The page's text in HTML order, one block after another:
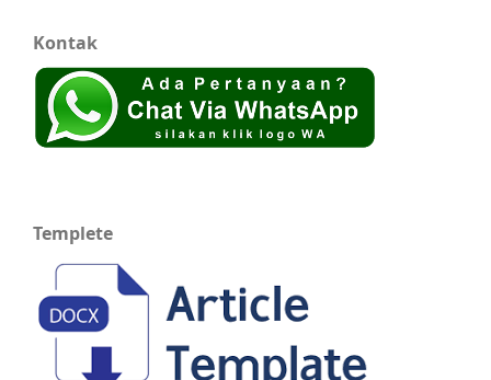
Kontak
Templete